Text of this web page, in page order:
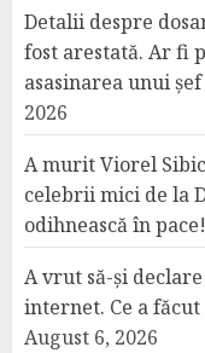
Detalii despre
fost arestată. Ar fi
asasinarea unui
2026
A murit Viorel
celebrii mici de la
odihnească în
A vrut să-și
internet. Ce a
August 6, 2026